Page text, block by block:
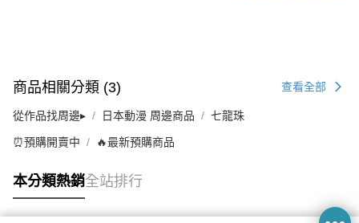
商品相關分類 (3) 查看全部
從作品找周邊▸ 日本動漫 周邊商品 七龍珠
⏰預購開賣中 🔥最新預購商品
本分類熱銷全站排行